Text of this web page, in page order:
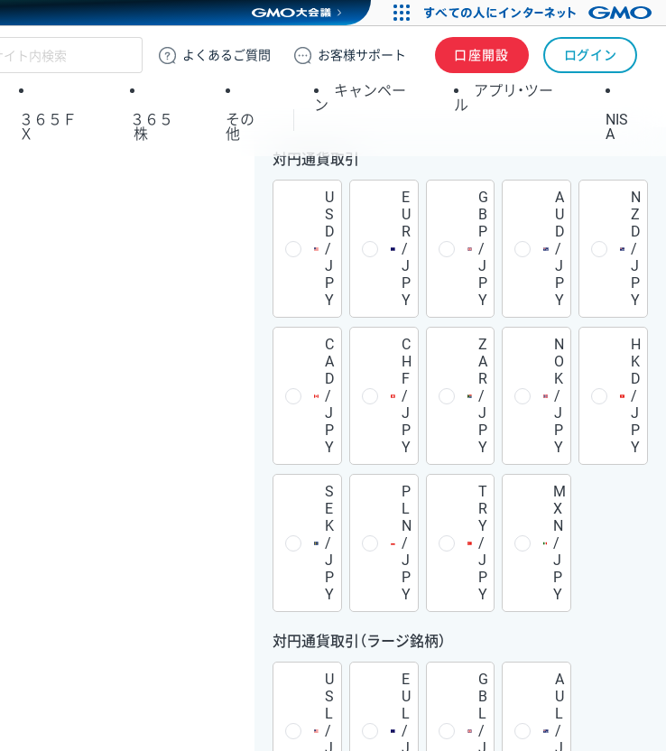
GMOクリック証券
よくある ご質問 お客様サポート 口座開設 ログイン
３６５Ｆ
Ｘ
３６５
株
その
他
キャンペー
ン
アプリ・ツー
ル
NIS
A
対円通貨取引
U
S
D
/
J
P
Y
E
U
R
/
J
P
Y
G
B
P
/
J
P
Y
A
U
D
/
J
P
Y
N
Z
D
/
J
P
Y
C
A
D
/
J
P
Y
C
H
F
/
J
P
Y
Z
A
R
/
J
P
Y
N
O
K
/
J
P
Y
H
K
D
/
J
P
Y
S
E
K
/
J
P
Y
P
L
N
/
J
P
Y
T
R
Y
/
J
P
Y
M
X
N
/
J
P
Y
対円通貨取引（ラージ銘柄）
U
S
L
/
E
U
L
/
G
B
L
/
A
U
L
/